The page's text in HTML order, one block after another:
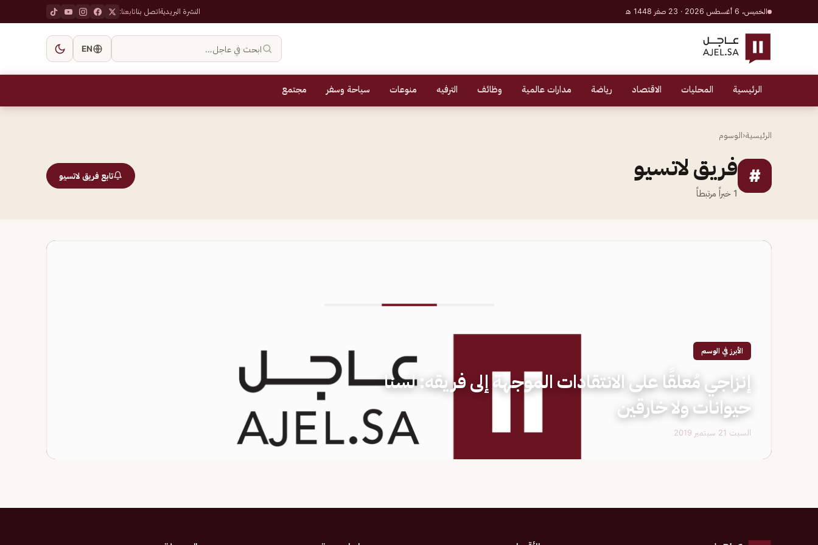
الخميس، 6 أغسطس 2026 · 23 صفر 1448 هـ النشرة البريديةاتصل بناتابعنا:
ابحث في عاجل… EN
الرئيسية المحليات الاقتصاد رياضة مدارات عالمية وظائف الترفيه منوعات سياحة وسفر مجتمع
الرئيسية‹الوسوم
# فريق لاتسيو
1 خبراً مرتبطاً
تابع فريق لاتسيو
الأبرز في الوسم
إنزاجي مُعلقًا على الانتقادات الموجهة إلى فريقه: لسنا
حيوانات ولا خارقين
السبت 21 سبتمبر 2019